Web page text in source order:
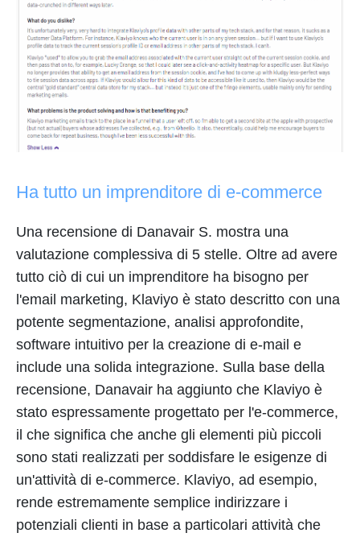
Ha tutto un imprenditore di e-commerce
Una recensione di Danavair S. mostra una
valutazione complessiva di 5 stelle. Oltre ad avere
tutto ciò di cui un imprenditore ha bisogno per
l'email marketing, Klaviyo è stato descritto con una
potente segmentazione, analisi approfondite,
software intuitivo per la creazione di e-mail e
include una solida integrazione. Sulla base della
recensione, Danavair ha aggiunto che Klaviyo è
stato espressamente progettato per l'e-commerce,
il che significa che anche gli elementi più piccoli
sono stati realizzati per soddisfare le esigenze di
un'attività di e-commerce. Klaviyo, ad esempio,
rende estremamente semplice indirizzare i
potenziali clienti in base a particolari attività che